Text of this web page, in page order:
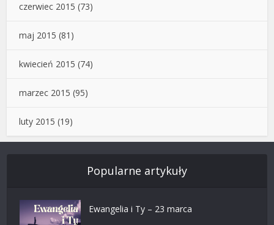
czerwiec 2015 (73)
maj 2015 (81)
kwiecień 2015 (74)
marzec 2015 (95)
luty 2015 (19)
Popularne artykuły
Ewangelia i Ty – 23 marca